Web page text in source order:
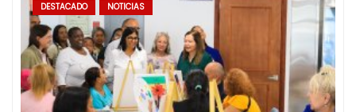
DESTACADO NOTICIAS